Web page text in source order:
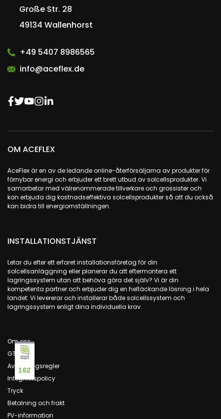
Große Str. 28
49134 Wallenhorst
+49 5407 8986565
info@aceflex.de
OM ACEFLEX
AceFlex är en av de ledande online-återförsäljarna av produkter för
förnybar energi och erbjuder ett brett utbud av solcellsprodukter. Vi
samarbetar med välrenommerade tillverkare och grossister och
kan erbjuda dig kostnadseffektiva solcellsprodukter så att du också
kan bidra till energiomställningen.
INSTALLATIONSTJÄNST
Letar du efter ett erfaret installationsföretag för din
solcellsanläggning eller planerar du att eftermontera ett
lagringssystem utan att behöva göra det själv? Vi är din
kompetenta partner och erbjuder dig en heltäckande lösning i hela
landet: Vi levererar och installerar både solcellssystem och
lagringssystem enligt dina individuella krav.
Om oss
GTC
Avbokningsregler
Integritetspolicy
Tryck
Betalning och frakt
PV-information
162